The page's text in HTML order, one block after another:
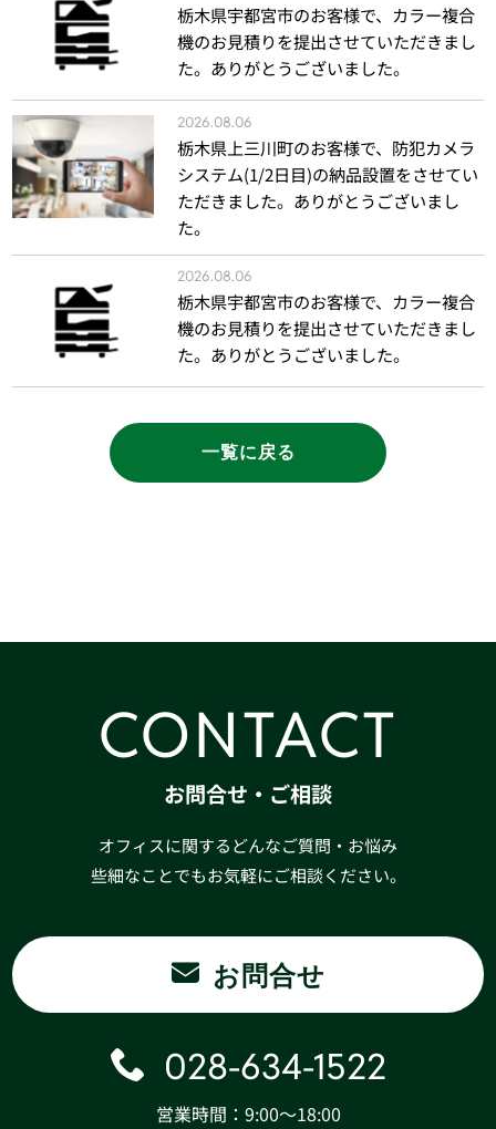
栃木県宇都宮市のお客様で、カラー複合
機のお見積りを提出させていただきまし
た。ありがとうございました。
2026.08.06
栃木県上三川町のお客様で、防犯カメラ
システム(1/2日目)の納品設置をさせてい
ただきました。ありがとうございまし
た。
2026.08.06
栃木県宇都宮市のお客様で、カラー複合
機のお見積りを提出させていただきまし
た。ありがとうございました。
一覧に戻る
CONTACT
お問合せ・ご相談
オフィスに関するどんなご質問・お悩み
些細なことでもお気軽にご相談ください。
お問合せ
028-634-1522
営業時間：9:00〜18:00